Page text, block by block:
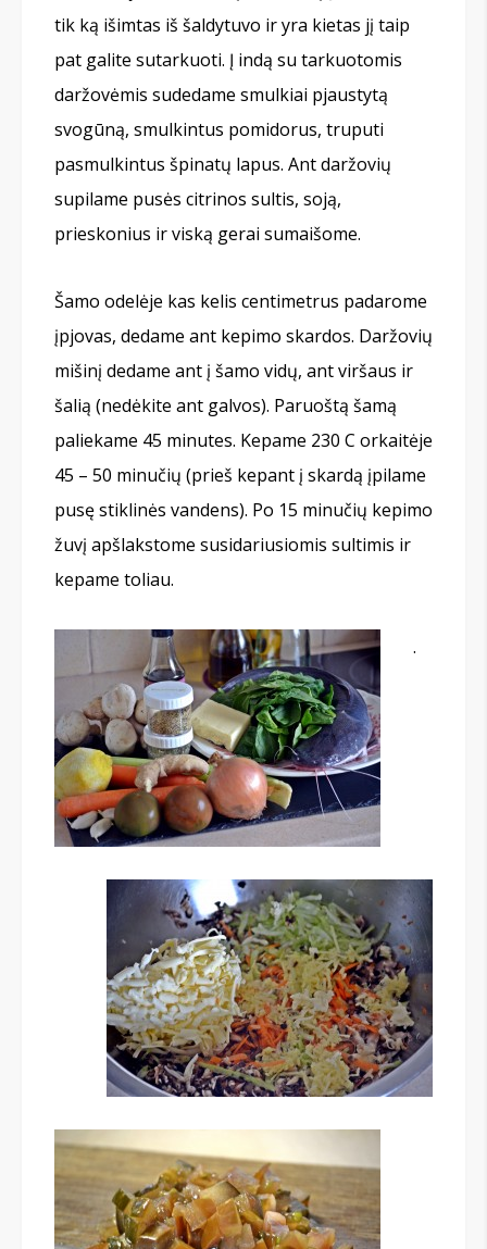
tik ką išimtas iš šaldytuvo ir yra kietas jį taip
pat galite sutarkuoti. Į indą su tarkuotomis
daržovėmis sudedame smulkiai pjaustytą
svogūną, smulkintus pomidorus, truputi
pasmulkintus špinatų lapus. Ant daržovių
supilame pusės citrinos sultis, soją,
prieskonius ir viską gerai sumaišome.
Šamo odelėje kas kelis centimetrus padarome
įpjovas, dedame ant kepimo skardos. Daržovių
mišinį dedame ant į šamo vidų, ant viršaus ir
šalią (nedėkite ant galvos). Paruoštą šamą
paliekame 45 minutes. Kepame 230 C orkaitėje
45 – 50 minučių (prieš kepant į skardą įpilame
pusę stiklinės vandens). Po 15 minučių kepimo
žuvį apšlakstome susidariusiomis sultimis ir
kepame toliau.
.